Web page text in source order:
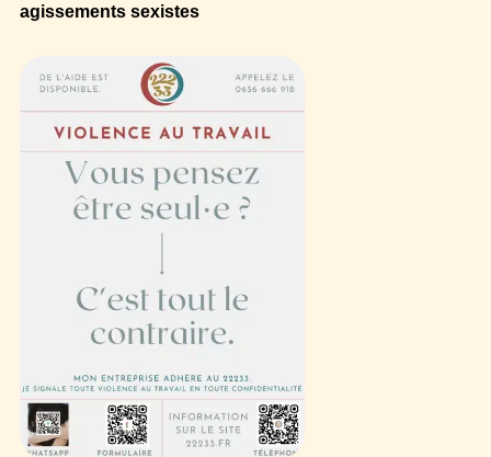
agissements sexistes